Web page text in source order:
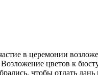
в церемонии
цветов к
чтобы отдать дань